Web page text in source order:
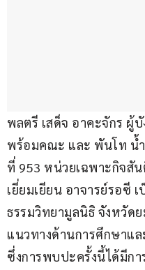
พลตรี เสด็จ อาคะจักร ผู้
พร้อมคณะ และ พันโท น้
ที่ 953 หน่วยเฉพาะกิจสั
เยี่ยมเยียน อาจารย์รอซี
ธรรมวิทยามูลนิธิ จังหวัด
แนวทางด้านการศึกษาแ
ซึ่งการพบปะครั้งนี้ได้มีก